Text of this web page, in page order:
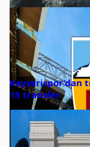
Kayserispor’dan
15 transfer